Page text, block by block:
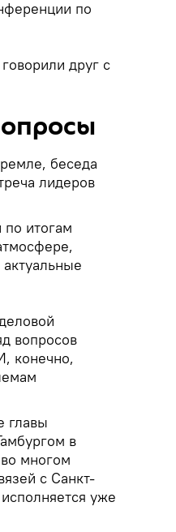
по
друг с
беседа
лидеров
итогам
вопросов
конечно,
главы
в
многом
с Санкт-
уже